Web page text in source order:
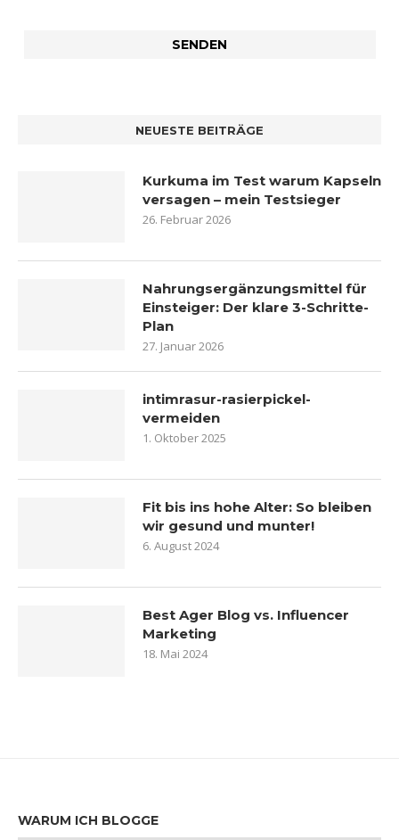
NEUESTE BEITRÄGE
Kurkuma im Test warum Kapseln
versagen – mein Testsieger
26. Februar 2026
Nahrungsergänzungsmittel für
Einsteiger: Der klare 3-Schritte-
Plan
27. Januar 2026
intimrasur-rasierpickel-
vermeiden
1. Oktober 2025
Fit bis ins hohe Alter: So bleiben
wir gesund und munter!
6. August 2024
Best Ager Blog vs. Influencer
Marketing
18. Mai 2024
WARUM ICH BLOGGE